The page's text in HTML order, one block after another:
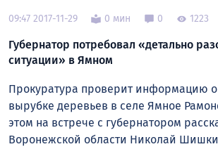
09:47 2017-11-29 0 мин 0 1223
Губернатор потребовал «детально
ситуации» в Ямном
Прокуратура проверит информацию о
вырубке деревьев в селе Ямное
этом на встрече с губернатором
Воронежской области Николай